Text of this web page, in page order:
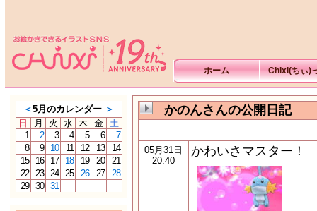
ホーム Chixi(ちぃ)
＜5月のカレンダー ＞
日
月 火 水 木 金 土
1
2 3 4 5 6
7
8
9 10 11 12 13
14
15
16 17 18 19 20
21
22 23 24 25 26 27
28
29 30 31
かのんさんの公開日記
05月31日
20:40
かわいさマスター！